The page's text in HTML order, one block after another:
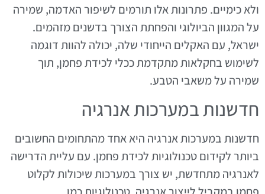
ולא כימיים. פתרונות אלו תורמים לשיפור האדמה, שמירה
על המגוון הביולוגי והפחתת הצורך בדשנים מזהמים.
ישראל, עם האקלים הייחודי שלה, יכולה להוות דוגמה
לשימוש בחקלאות מתקדמת ככלי לכידת פחמן, תוך
שמירה על משאבי הטבע.
חדשנות במערכות אנרגיה
חדשנות במערכות אנרגיה היא אחד מהתחומים החשובים
ביותר לקידום טכנולוגיות לכידת פחמן. עם עליית הדרישה
לאנרגיה מתחדשת, יש צורך במערכות שיכולות לקלוט